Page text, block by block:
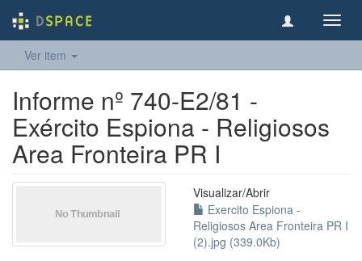
Ver item
Informe nº 740-E2/81 -
Exército Espiona - Religiosos
Area Fronteira PR I
Visualizar/Abrir
Exercito Espiona -
Religiosos Area Fronteira PR I
(2).jpg (339.0Kb)